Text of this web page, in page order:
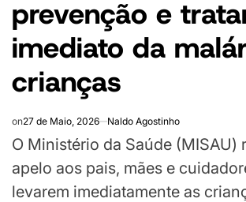
prevenção e
imediato da
crianças
on27 de Maio, 2026 Naldo Agostinho
O Ministério da Saúde (MISAU)
apelo aos pais, mães e
levarem imediatamente as